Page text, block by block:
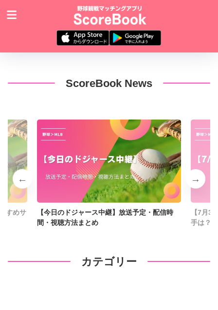
ScoreBook News
すめサ
【今日のドジャース中継】放送予定・配信時
間・視聴方法まとめ
【7月
手は？
カテゴリー